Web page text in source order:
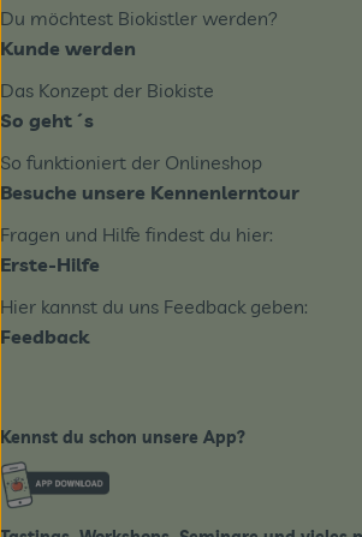
Du möchtest Biokistler werden?
Kunde werden
Das Konzept der Biokiste
So geht´s
So funktioniert der Onlineshop
Besuche unsere Kennenlerntour
Fragen und Hilfe findest du hier:
Erste-Hilfe
Hier kannst du uns Feedback geben:
Feedback
Kennst du schon unsere App?
Externer Link zu https://